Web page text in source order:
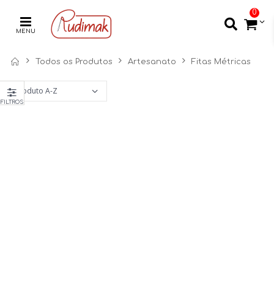
MENU
0
Todos os Produtos Artesanato Fitas Métricas
FILTROS